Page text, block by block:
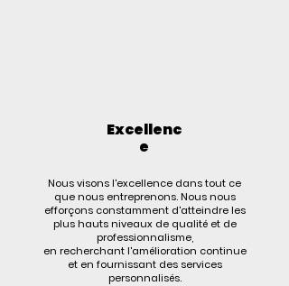
Excellenc
e
Nous visons l'excellence dans tout ce
que nous entreprenons. Nous nous
efforçons constamment d'atteindre les
plus hauts niveaux de qualité et de
professionnalisme,
en recherchant l'amélioration continue
et en fournissant des services
personnalisés.